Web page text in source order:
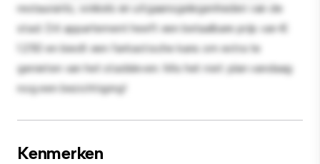
restaurants, winkels en uitgaansgelegenheden van de
stad. Dit appartement heeft een betaalbare prijs van €
1.250 en biedt een fantastische kans om extra te
genieten van het stadsleven. Mis het niet: plan vandaag
nog een bezichtiging!
Kenmerken